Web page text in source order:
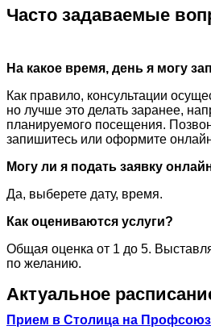
Часто задаваемые
На какое время, день я могу
Как правило, консультации
но лучше это делать заранее,
планируемого посещения.
запишитесь или оформите онлайн
Могу ли я подать заявку
Да, выберете дату, время.
Как оцениваются услуги?
Общая оценка от 1 до 5.
по желанию.
Актуальное
Прием в Столица на